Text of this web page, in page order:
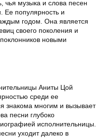
чья музыка и слова песен
Ее популярность и
годом. Она является
своего поколения и
новыми
Аниты Цой
среди ее
знакома многим и вызывает
песни глубоко
исполнительницы.
уходит далеко в